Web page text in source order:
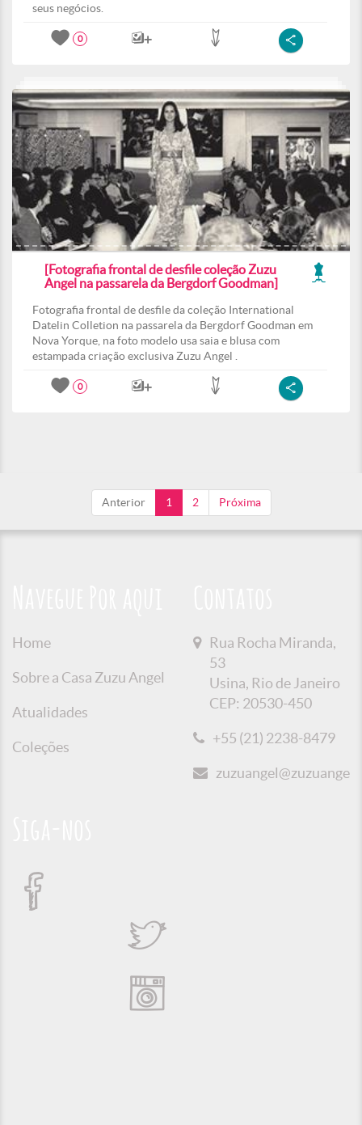
seus negócios.
0
[Fotografia frontal de desfile coleção Zuzu
Angel na passarela da Bergdorf Goodman]
Fotografia frontal de desfile da coleção International
Datelin Colletion na passarela da Bergdorf Goodman em
Nova Yorque, na foto modelo usa saia e blusa com
estampada criação exclusiva Zuzu Angel .
0
Anterior 1 2 Próxima
Home
Sobre a Casa Zuzu Angel
Atualidades
Coleções
Rua Rocha Miranda,
53
Usina, Rio de Janeiro
CEP: 20530-450
+55 (21) 2238-8479